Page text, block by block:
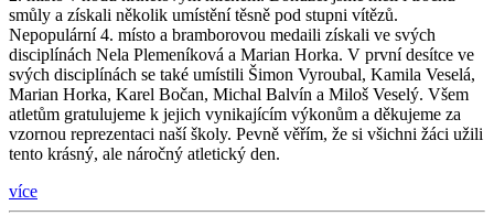
smůly a získali několik umístění těsně pod stupni vítězů.
Nepopulární 4. místo a bramborovou medaili získali ve svých
disciplínách Nela Plemeníková a Marian Horka. V první desítce ve
svých disciplínách se také umístili Šimon Vyroubal, Kamila Veselá,
Marian Horka, Karel Bočan, Michal Balvín a Miloš Veselý. Všem
atletům gratulujeme k jejich vynikajícím výkonům a děkujeme za
vzornou reprezentaci naší školy. Pevně věřím, že si všichni žáci užili
tento krásný, ale náročný atletický den.
více